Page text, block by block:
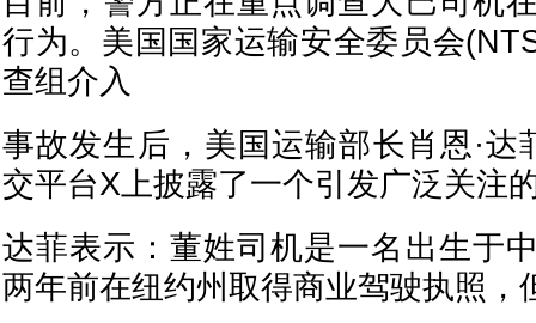
行为。美国国家运输安全委员会
查组介入
事故发生后，美国运输部长肖恩·达
交平台X上披露了一个引发广泛关注
达菲表示：董姓司机是一名出生于
两年前在纽约州取得商业驾驶执照，